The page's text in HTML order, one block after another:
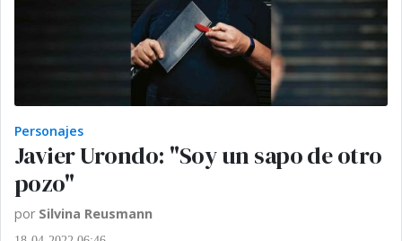
Personajes
Javier Urondo: "Soy un sapo de otro
pozo"
por Silvina Reusmann